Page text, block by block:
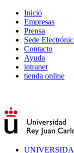
Inicio
Empresas
Prensa
Sede
Contacto
Ayuda
intranet
tienda online